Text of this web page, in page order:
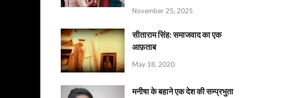
November 25, 2025
सीताराम सिंह: समाजवाद का एक
आफ़ताब
May 18, 2020
मनीषा के बहाने एक देश की सम्प्रभुता